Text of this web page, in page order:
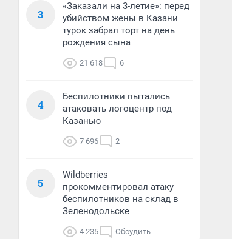
3
«Заказали на 3-летие»: перед
убийством жены в Казани
турок забрал торт на день
рождения сына
21 618 6
4
Беспилотники пытались
атаковать логоцентр под
Казанью
7 696 2
5
Wildberries
прокомментировал атаку
беспилотников на склад в
Зеленодольске
4 235 Обсудить